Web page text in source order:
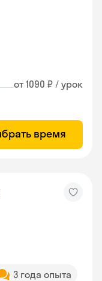
от 1090 ₽ / урок
время
3 года опыта